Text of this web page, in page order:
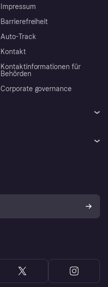
Impressum
Barrierefreiheit
Auto-Track
Kontakt
Kontaktinformationen für
Behörden
Corporate governance